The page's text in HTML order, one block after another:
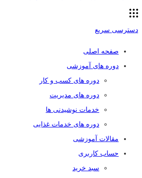
دسترسی سریع
صفحه اصلی
دوره های آموزشی
دوره های کسب و کار
دوره های مدیریت
خدمات نوشیدنی ها
دوره های خدمات غذایی
مقالات آموزشی
حساب کاربری
سبد خرید